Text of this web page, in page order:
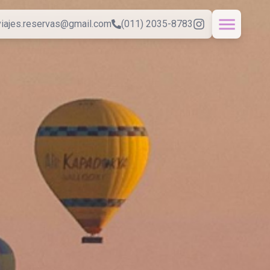
(011) 2035-8783